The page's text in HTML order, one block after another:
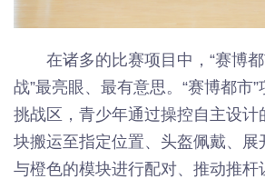
在诸多的比赛项目中，“赛博
战”最亮眼、最有意思。“赛博都市
挑战区，青少年通过操控自主设计
块搬运至指定位置、头盔佩戴、展
与橙色的模块进行配对、推动推杆